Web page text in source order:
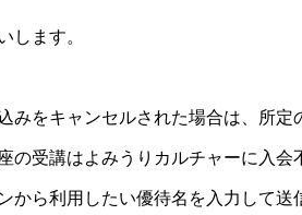
します。
をキャンセルされた場合は、所定
受講はよみうりカルチャーに入会
ら利用したい優待名を入力して送